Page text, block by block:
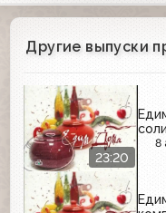
Другие выпуски
23:20
соли
8